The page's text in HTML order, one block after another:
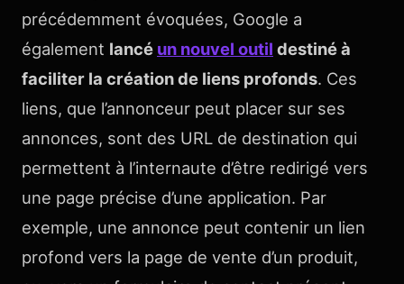
précédemment évoquées, Google a
également lancé un nouvel outil destiné à
faciliter la création de liens profonds. Ces
liens, que l’annonceur peut placer sur ses
annonces, sont des URL de destination qui
permettent à l’internaute d’être redirigé vers
une page précise d’une application. Par
exemple, une annonce peut contenir un lien
profond vers la page de vente d’un produit,